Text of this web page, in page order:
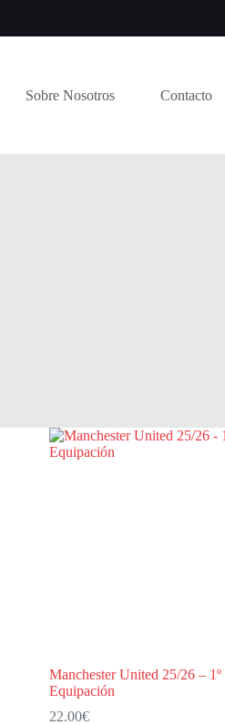
Sobre Nosotros Contacto
Manchester United 25/26 – 1º
Equipación
22.00€